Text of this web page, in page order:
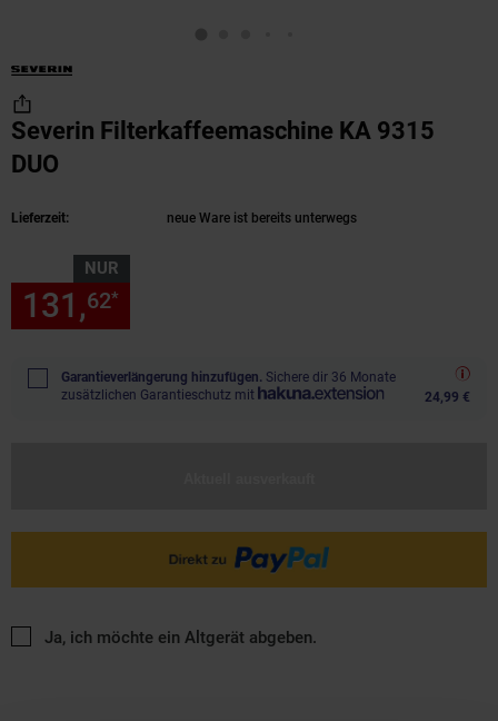
Severin Filterkaffeemaschine KA 9315
DUO
Lieferzeit: neue Ware ist bereits unterwegs
NUR
131,62*
Garantieverlängerung hinzufügen. Sichere dir 36 Monate
zusätzlichen Garantieschutz mit
24,99 €
Ja, ich möchte ein Altgerät abgeben.